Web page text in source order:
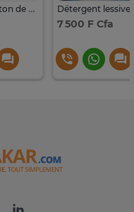
Vente de Carton de déménagement et de rangement
7 500 F Cfa